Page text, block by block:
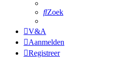
Zoek
V&A
Aanmelden
Registreer